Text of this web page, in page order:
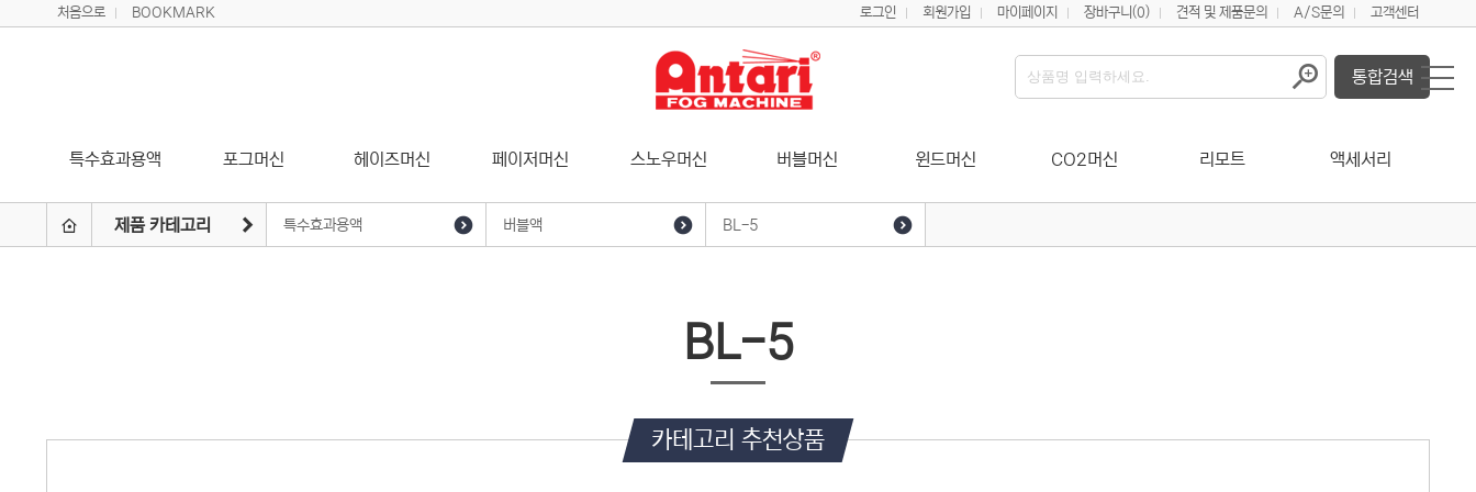
처음으로 BOOKMARK 로그인 회원가입 마이페이지 장바구니(0) 견적 및 제품문의 A/S문의 고객센터
통합검색
특수효과용액 포그머신 헤이즈머신 페이저머신 스노우머신 버블머신 윈드머신 CO2머신 리모트 액세서리
제품 카테고리 특수효과용액
버블머신
버블액 BL-5
BL-5
카테고리 추천상품